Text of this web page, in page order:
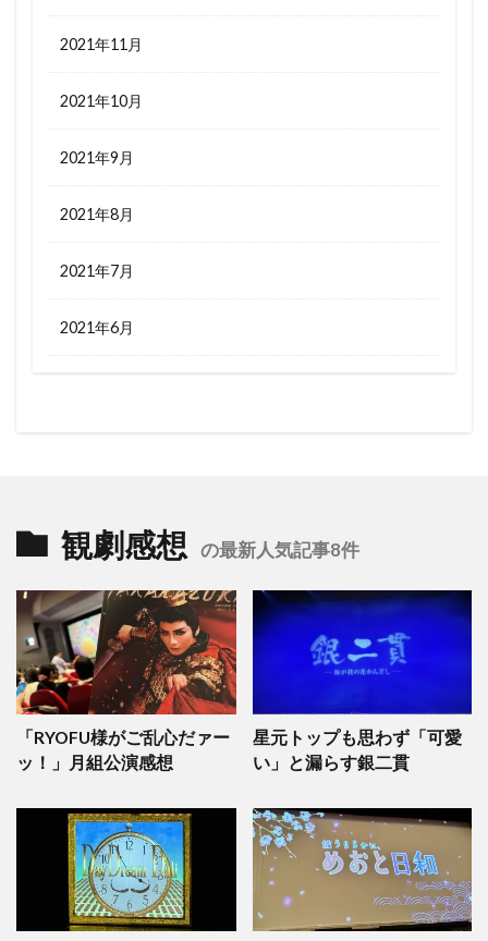
2021年11月
2021年10月
2021年9月
2021年8月
2021年7月
2021年6月
観劇感想 の最新人気記事8件
「RYOFU様がご乱心だァー
ッ！」月組公演感想
星元トップも思わず「可愛
い」と漏らす銀二貫